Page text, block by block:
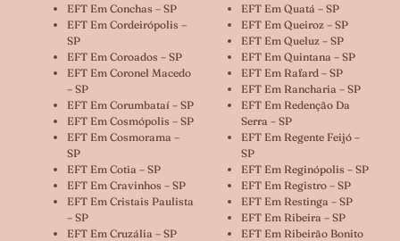
EFT Em Conchas – SP
EFT Em Cordeirópolis –
SP
EFT Em Coroados – SP
EFT Em Coronel Macedo
– SP
EFT Em Corumbataí – SP
EFT Em Cosmópolis – SP
EFT Em Cosmorama –
SP
EFT Em Cotia – SP
EFT Em Cravinhos – SP
EFT Em Cristais Paulista
– SP
EFT Em Cruzália – SP
EFT Em Quatá – SP
EFT Em Queiroz – SP
EFT Em Queluz – SP
EFT Em Quintana – SP
EFT Em Rafard – SP
EFT Em Rancharia – SP
EFT Em Redenção Da
Serra – SP
EFT Em Regente Feijó –
SP
EFT Em Reginópolis – SP
EFT Em Registro – SP
EFT Em Restinga – SP
EFT Em Ribeira – SP
EFT Em Ribeirão Bonito